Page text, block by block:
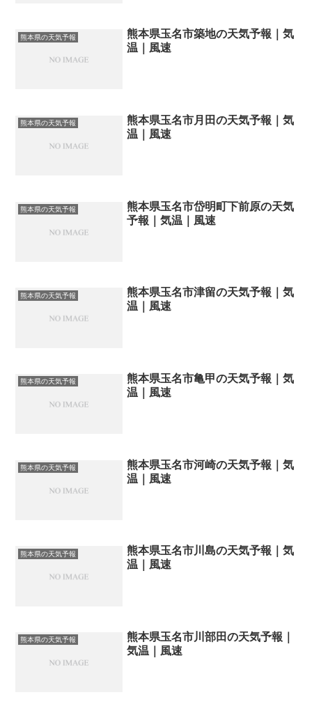
熊本県の天気予報
熊本県玉名市築地の天気予報｜気
温｜風速
熊本県の天気予報
熊本県玉名市月田の天気予報｜気
温｜風速
熊本県の天気予報
熊本県玉名市岱明町下前原の天気
予報｜気温｜風速
熊本県の天気予報
熊本県玉名市津留の天気予報｜気
温｜風速
熊本県の天気予報
熊本県玉名市亀甲の天気予報｜気
温｜風速
熊本県の天気予報
熊本県玉名市河崎の天気予報｜気
温｜風速
熊本県の天気予報
熊本県玉名市川島の天気予報｜気
温｜風速
熊本県の天気予報
熊本県玉名市川部田の天気予報｜
気温｜風速